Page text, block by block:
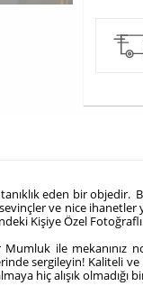
eden bir
ve nice
Kişiye Özel
ile
sergileyin! Kaliteli
hiç alışık